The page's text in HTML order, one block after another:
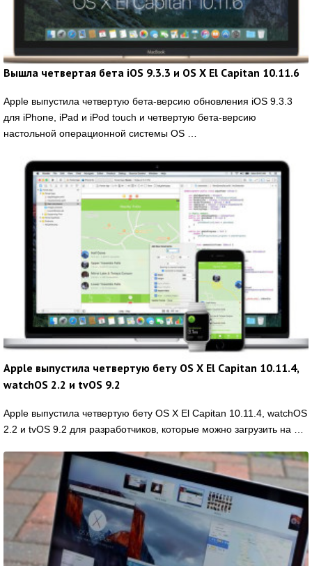
Вышла четвертая бета iOS 9.3.3 и OS X El Capitan 10.11.6
Apple выпустила четвертую бета-версию обновления iOS 9.3.3
для iPhone, iPad и iPod touch и четвертую бета-версию
настольной операционной системы OS …
Apple выпустила четвертую бету OS X El Capitan 10.11.4,
watchOS 2.2 и tvOS 9.2
Apple выпустила четвертую бету OS X El Capitan 10.11.4, watchOS
2.2 и tvOS 9.2 для разработчиков, которые можно загрузить на …